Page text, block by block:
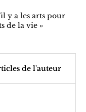
y a les arts pour
de la vie »
de l'auteur